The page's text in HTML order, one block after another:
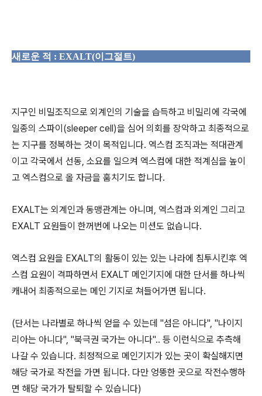
새로운 적 : EXALT(이그절트)
지구인 비밀조직으로 외계인의 기술을 습득하고 비밀리에 각국에
일종의 스파이(sleeper cell)을 심어 의회를 장악하고 최종적으로
는 지구를 정복하는 것이 목적입니다. 엑스컴 조직과는 적대관계
이고 각국에서 선동, 소요를 일으켜 엑스컴에 대한 적계심을 높이
고 엑스컴으로 올 자금을 훔치기도 합니다.
EXALT는 외계인과 동맹관계는 아니며, 엑스컴과 외계인 그리고
EXALT 요원들이 한꺼번에 나오는 미션도 없습니다.
엑스컴 요원을 EXALT의 활동이 있는 있는 나라에 침투시킨후 엑
스컴 요원이 격파하면서 EXALT 메인기지에 대한 단서를 하나씩
캐내어 최종적으로는 메인 기지로 쳐들어가면 됩니다.
(단서는 나라별로 하나씩 얻을 수 있는데 "섬은 아니다", "나이지
리아는 아니다", "북극권 국가는 아니다".. 등 이런식으로 추측해
나갈 수 있습니다. 최정적으로 메인기지가 있는 곳이 확실해지면
해당 국가로 작전을 가면 됩니다. 다만 엉뚱한 곳으로 작전수행하
면 해당 국가가 탈퇴할 수 있습니다)